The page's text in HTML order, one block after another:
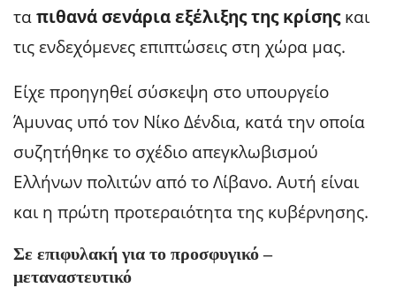
ταπιθανά σενάρια εξέλιξης της κρίσηςκαι
τις ενδεχόμενες επιπτώσεις στη χώρα μας.
Είχε προηγηθεί σύσκεψη στο υπουργείο
Άμυνας υπό τον Νίκο Δένδια, κατά την οποία
συζητήθηκε το σχέδιο απεγκλωβισμού
Ελλήνων πολιτών από το Λίβανο. Αυτή είναι
και η πρώτη προτεραιότητα της κυβέρνησης.
Σε επιφυλακή για το προσφυγικό –
μεταναστευτικό